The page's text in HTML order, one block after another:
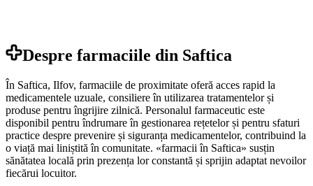
Despre farmaciile din Saftica
În Saftica, Ilfov, farmaciile de proximitate oferă acces rapid la
medicamentele uzuale, consiliere în utilizarea tratamentelor și
produse pentru îngrijire zilnică. Personalul farmaceutic este
disponibil pentru îndrumare în gestionarea rețetelor și pentru sfaturi
practice despre prevenire și siguranța medicamentelor, contribuind la
o viață mai liniștită în comunitate. «farmacii în Saftica» susțin
sănătatea locală prin prezența lor constantă și sprijin adaptat nevoilor
fiecărui locuitor.